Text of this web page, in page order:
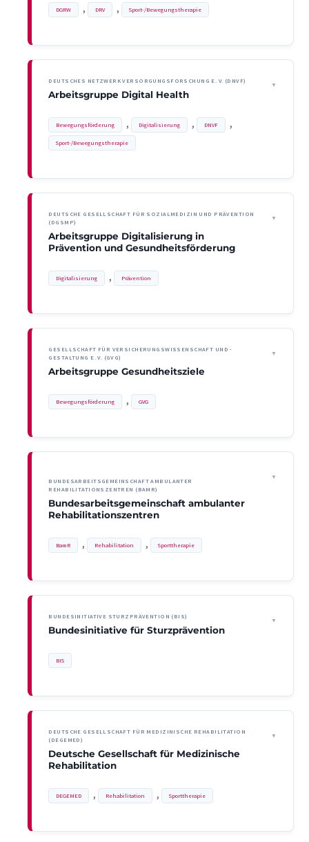
DGRW , DRV , Sport-/Bewegungstherapie
DEUTSCHES NETZWERK VERSORGUNGSFORSCHUNG E. V. (DNVF)
Arbeitsgruppe Digital Health
Bewegungsförderung , Digitalisierung , DNVF ,
Sport-/Bewegungstherapie
DEUTSCHE GESELLSCHAFT FÜR SOZIALMEDIZIN UND PRÄVENTION
(DGSMP)
Arbeitsgruppe Digitalisierung in
Prävention und Gesundheitsförderung
Digitalisierung , Prävention
GESELLSCHAFT FÜR VERSICHERUNGSWISSENSCHAFT UND -
GESTALTUNG E. V. (GVG)
Arbeitsgruppe Gesundheitsziele
Bewegungsförderung , GVG
BUNDESARBEITSGEMEINSCHAFT AMBULANTER
REHABILITATIONSZENTREN (BAMR)
Bundesarbeitsgemeinschaft ambulanter
Rehabilitationszentren
BamR , Rehabilitation , Sporttherapie
BUNDESINITIATIVE STURZPRÄVENTION (BIS)
Bundesinitiative für Sturzprävention
BIS
DEUTSCHE GESELLSCHAFT FÜR MEDIZINISCHE REHABILITATION
(DEGEMED)
Deutsche Gesellschaft für Medizinische
Rehabilitation
DEGEMED , Rehabilitation , Sporttherapie